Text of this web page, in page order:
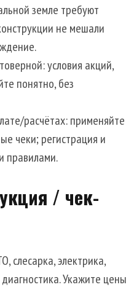
земле требуют
не мешали
условия акций,
понятно, без
расчётах: применяйте
чеки; регистрация и
правилами.
/ чек-
слесарка, электрика,
Укажите цены